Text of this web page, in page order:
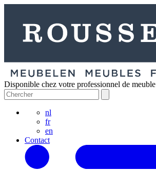
Disponible chez votre professionnel de meuble
nl
fr
en
Contact